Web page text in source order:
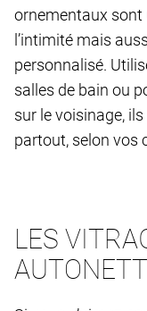
ornementaux sont
l’intimité mais
personnalisé.
salles de bain ou
sur le voisinage,
partout, selon vos
LES